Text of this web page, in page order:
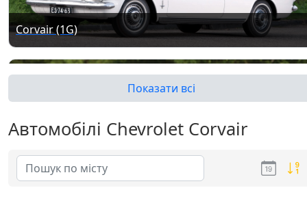
Corvair (1G)
Показати всі
Автомобілі Chevrolet Corvair